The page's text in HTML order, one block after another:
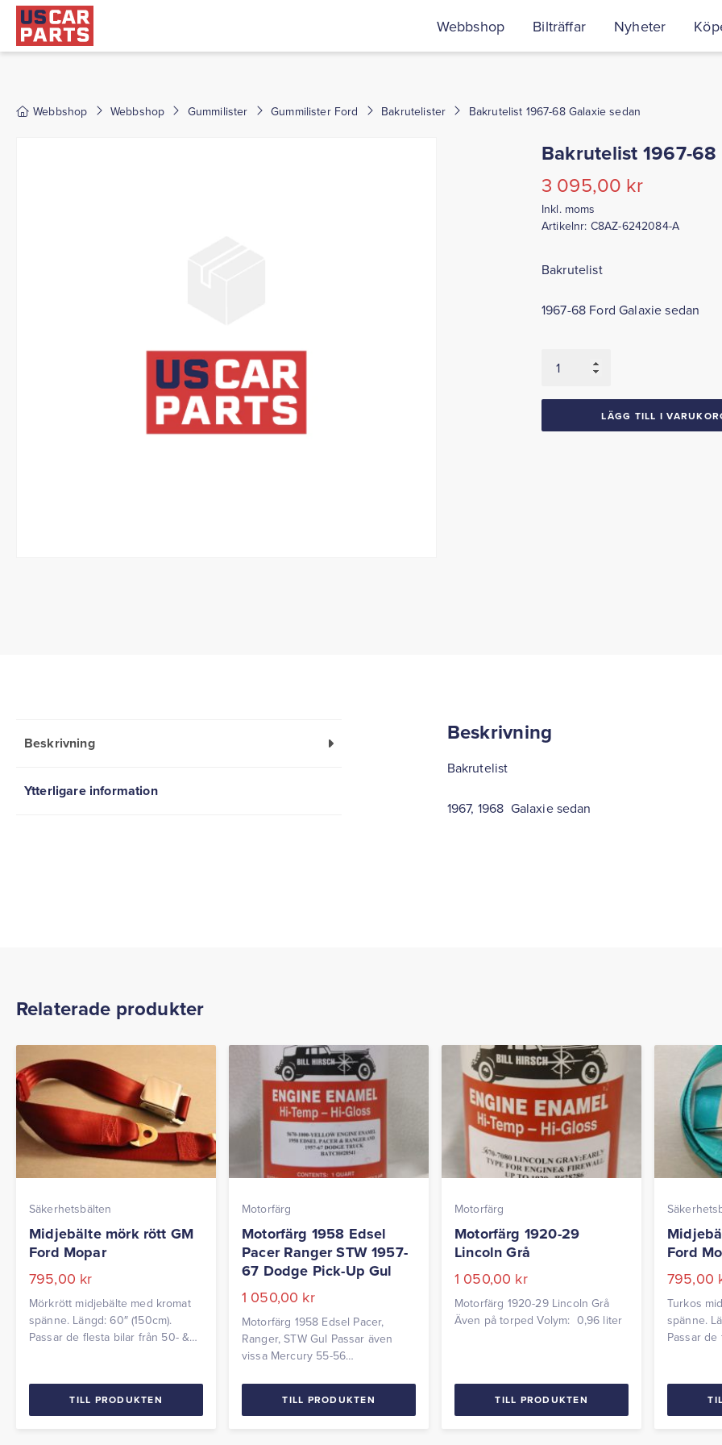
Webbshop Bilträffar Nyheter
Webbshop Webbshop Gummilister Gummilister Ford Bakrutelister Bakrutelist 1967-68 Galaxie sedan
Bakrutelist 1967-68
3 095,00 kr
Inkl. moms
Artikelnr: C8AZ-6242084-A
Bakrutelist
1967-68 Ford Galaxie sedan
1967-
LÄGG TILL I
Beskrivning
Ytterligare information
Beskrivning
Bakrutelist
1967, 1968 Galaxie sedan
Relaterade produkter
Säkerhetsbälten
Midjebälte mörk rött GM
Ford Mopar
795,00 kr
Mörkrött midjebälte med kromat
spänne. Längd: 60″ (150cm).
Passar de flesta bilar från 50- &
TILL PRODUKTEN
Motorfärg
Motorfärg 1958 Edsel
Pacer Ranger STW 1957-
67 Dodge Pick-Up Gul
1 050,00 kr
Motorfärg 1958 Edsel Pacer,
Ranger, STW Gul Passar även
vissa Mercury 55-56
0,96 liter
TILL PRODUKTEN
Motorfärg
Motorfärg 1920-29
Lincoln Grå
1 050,00 kr
Motorfärg 1920-29 Lincoln Grå
Även på torped Volym: 0,96 liter
TILL PRODUKTEN
Ford
795,00
Turkos
spänne.
Passar